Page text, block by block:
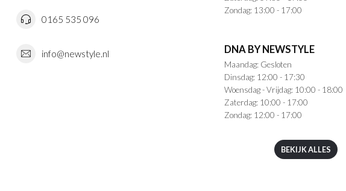
0165 535 096
info@newstyle.nl
Zondag: 13:00 - 17:00
DNA BY NEWSTYLE
Maandag: Gesloten
Dinsdag: 12:00 - 17:30
Woensdag - Vrijdag: 10:00 - 18:00
Zaterdag: 10:00 - 17:00
Zondag: 12:00 - 17:00
BEKIJK ALLES